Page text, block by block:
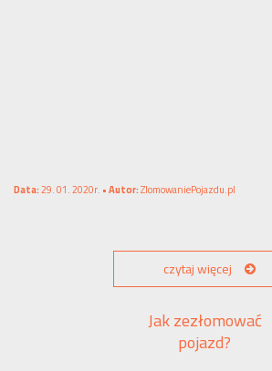
Data:29. 01. 2020r. •Autor:ZlomowaniePojazdu.pl
czytaj więcej
Jak zezłomować
pojazd?